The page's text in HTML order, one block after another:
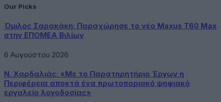
Our Picks
Όμιλος Σαρακάκη: Παραχώρησε το νέο Maxus T60 Max
στην ΕΠΟΜΕΑ Βιλίων
6 Αυγούστου 2026
Ν. Χαρδαλιάς: «Με το Παρατηρητήριο Έργων η
Περιφέρεια αποκτά ένα πρωτοποριακό ψηφιακό
εργαλείο λογοδοσίας»